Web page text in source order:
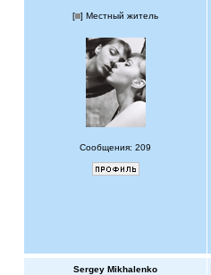
[ ] Местный житель
Сообщения: 209
Sergey Mikhalenko